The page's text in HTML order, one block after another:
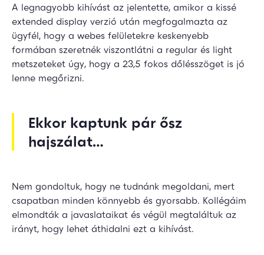
A legnagyobb kihívást az jelentette, amikor a kissé
extended display verzió után megfogalmazta az
ügyfél, hogy a webes felületekre keskenyebb
formában szeretnék viszontlátni a regular és light
metszeteket úgy, hogy a 23,5 fokos dőlésszöget is jó
lenne megőrizni.
Ekkor kaptunk pár ősz
hajszálat…
Nem gondoltuk, hogy ne tudnánk megoldani, mert
csapatban minden könnyebb és gyorsabb. Kollégáim
elmondták a javaslataikat és végül megtaláltuk az
irányt, hogy lehet áthidalni ezt a kihívást.